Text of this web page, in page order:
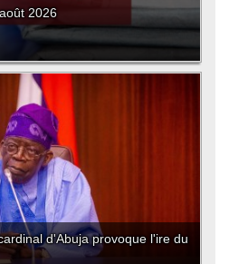
2026
d'Abuja provoque l'ire du